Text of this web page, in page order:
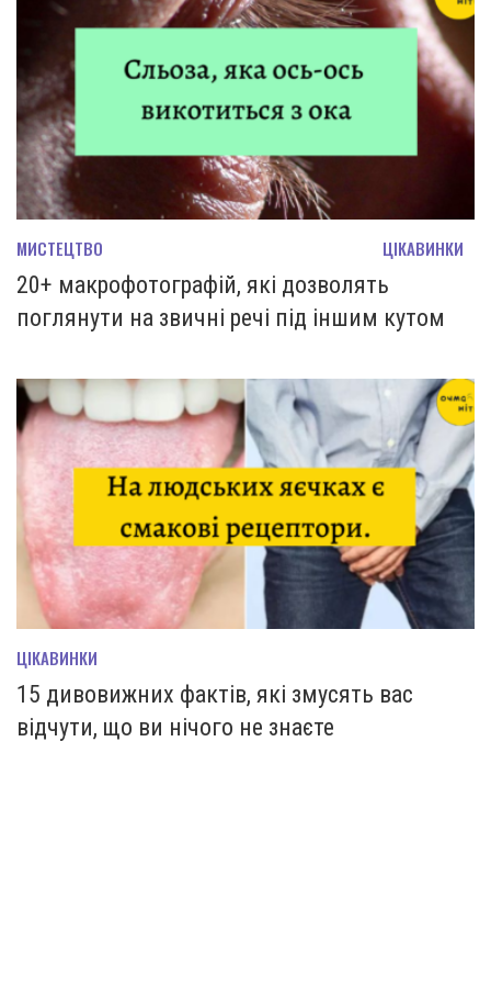
МИСТЕЦТВО ЦІКАВИНКИ
20+ макрофотографій, які дозволять
поглянути на звичні речі під іншим кутом
ЦІКАВИНКИ
15 дивовижних фактів, які змусять вас
відчути, що ви нічого не знаєте